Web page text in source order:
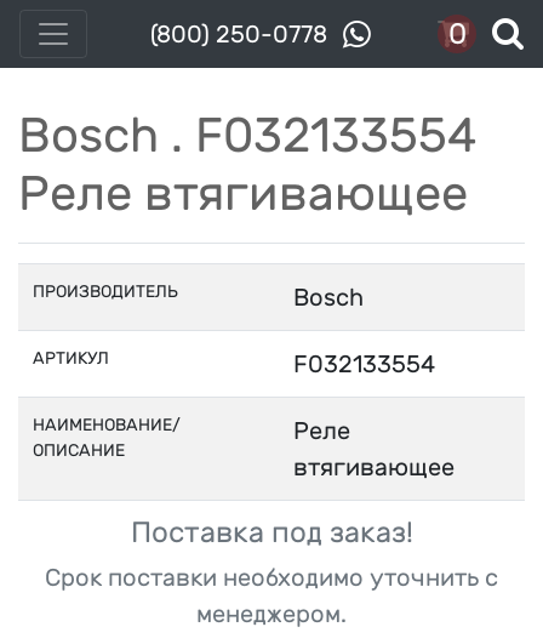
(800) 250-0778 0
Bosch . F032133554
Реле втягивающее
ПРОИЗВОДИТЕЛЬ Bosch
АРТИКУЛ F032133554
НАИМЕНОВАНИЕ/
ОПИСАНИЕ
Реле
втягивающее
Поставка под заказ!
Срок поставки необходимо уточнить с
менеджером.